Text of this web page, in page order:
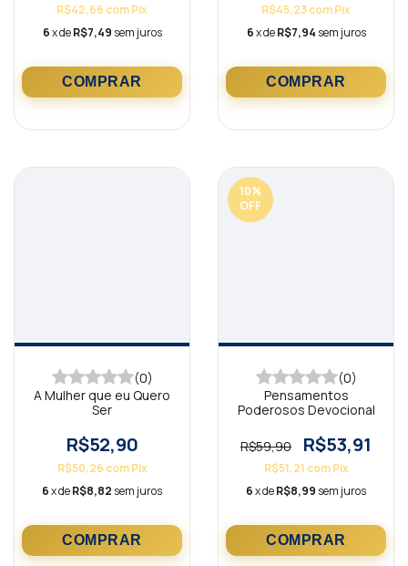
R$42,66 comPix
6x deR$7,49 sem juros
R$45,23comPix
6x deR$7,94 sem juros
(0)
A Mulher que eu Quero
Ser
R$52,90
R$50,26 com Pix
6x deR$8,82 sem juros
10%
OFF
(0)
Pensamentos
Poderosos Devocional
R$59,90 R$53,91
R$51,21 com Pix
6x deR$8,99 sem juros